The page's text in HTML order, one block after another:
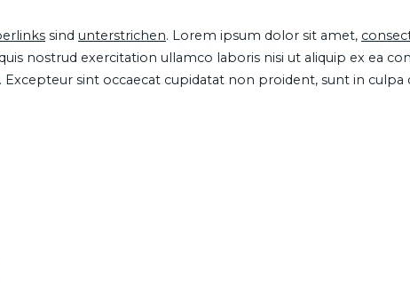
sind unterstrichen. Lorem ipsum dolor sit amet,
nostrud exercitation ullamco laboris nisi ut aliquip ex ea
sint occaecat cupidatat non proident, sunt in